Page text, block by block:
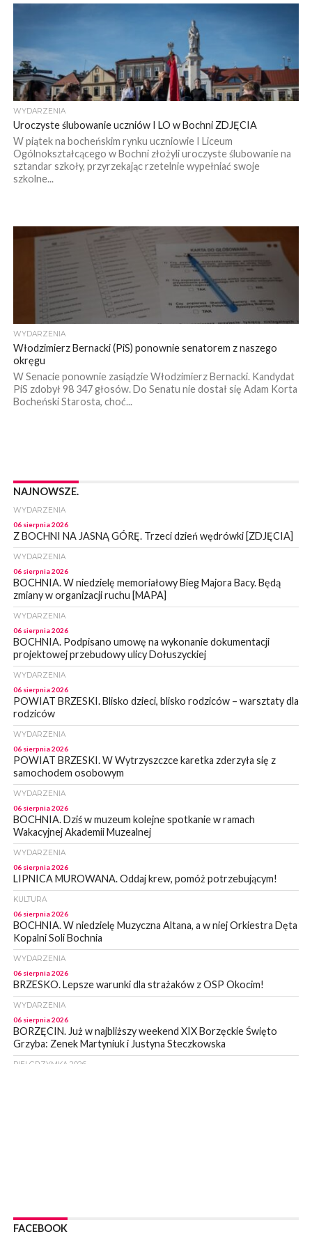
WYDARZENIA
Uroczyste ślubowanie uczniów I LO w Bochni ZDJĘCIA
W piątek na bocheńskim rynku uczniowie I Liceum
Ogólnokształcącego w Bochni złożyli uroczyste ślubowanie na
sztandar szkoły, przyrzekając rzetelnie wypełniać swoje
szkolne...
WYDARZENIA
Włodzimierz Bernacki (PiS) ponownie senatorem z naszego
okręgu
W Senacie ponownie zasiądzie Włodzimierz Bernacki. Kandydat
PiS zdobył 98 347 głosów. Do Senatu nie dostał się Adam Korta
Bocheński Starosta, choć...
NAJNOWSZE.
WYDARZENIA
06 sierpnia 2026
Z BOCHNI NA JASNĄ GÓRĘ. Trzeci dzień wędrówki [ZDJĘCIA]
WYDARZENIA
06 sierpnia 2026
BOCHNIA. W niedzielę memoriałowy Bieg Majora Bacy. Będą
zmiany w organizacji ruchu [MAPA]
WYDARZENIA
06 sierpnia 2026
BOCHNIA. Podpisano umowę na wykonanie dokumentacji
projektowej przebudowy ulicy Dołuszyckiej
WYDARZENIA
06 sierpnia 2026
POWIAT BRZESKI. Blisko dzieci, blisko rodziców – warsztaty dla
rodziców
WYDARZENIA
06 sierpnia 2026
POWIAT BRZESKI. W Wytrzyszczce karetka zderzyła się z
samochodem osobowym
WYDARZENIA
06 sierpnia 2026
BOCHNIA. Dziś w muzeum kolejne spotkanie w ramach
Wakacyjnej Akademii Muzealnej
WYDARZENIA
06 sierpnia 2026
LIPNICA MUROWANA. Oddaj krew, pomóż potrzebującym!
KULTURA
06 sierpnia 2026
BOCHNIA. W niedzielę Muzyczna Altana, a w niej Orkiestra Dęta
Kopalni Soli Bochnia
WYDARZENIA
06 sierpnia 2026
BRZESKO. Lepsze warunki dla strażaków z OSP Okocim!
WYDARZENIA
06 sierpnia 2026
BORZĘCIN. Już w najbliższy weekend XIX Borzęckie Święto
Grzyba: Zenek Martyniuk i Justyna Steczkowska
PIELGRZYMKA 2026
[PROGRAM]
FACEBOOK